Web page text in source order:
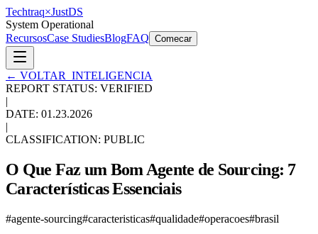
Techtraq×JustDS
System Operational
RecursosCase StudiesBlogFAQ Comecar
← VOLTAR_INTELIGENCIA
REPORT STATUS: VERIFIED
|
DATE: 01.23.2026
|
CLASSIFICATION: PUBLIC
O Que Faz um Bom Agente de Sourcing: 7
Características Essenciais
#agente-sourcing#caracteristicas#qualidade#operacoes#brasil